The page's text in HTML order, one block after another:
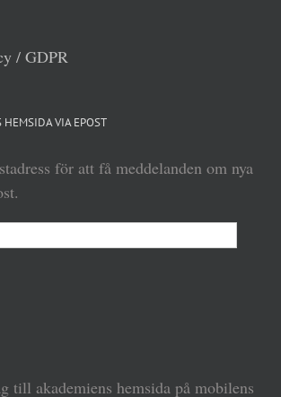
/ GDPR
VIA EPOST
för att få meddelanden om nya
till akademiens hemsida på mobilens